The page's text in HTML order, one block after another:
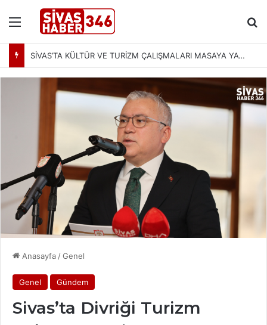
Menü
SİVAS’TA KÜLTÜR VE TURİZM ÇALIŞMALARI MASAYA YATIRILDI: YENİ PROJELER YOLDA
Anasayfa /Genel
Genel Gündem
Sivas’ta Divriği Turizm